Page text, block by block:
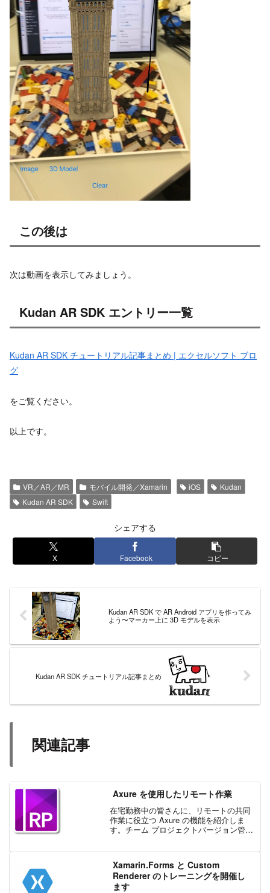
この後は
次は動画を表示してみましょう。
Kudan AR SDK エントリー一覧
Kudan AR SDK チュートリアル記事まとめ | エクセルソフト ブロ
グ
をご覧ください。
以上です。
VR／AR／MR モバイル開発／Xamarin iOS
Kudan
Kudan AR SDK
Swift
シェアする
X Facebook コピー
Kudan AR SDK で AR Android アプリを作ってみ
よう〜マーカー上に 3D モデルを表示
Kudan AR SDK チュートリアル記事まとめ
関連記事
Axure を使用したリモート作業
在宅勤務中の皆さんに、リモートの共同
作業に役立つ Axure の機能を紹介しま
す。チーム プロジェクトバージョン管理
Xamarin.Forms と Custom
Renderer のトレーニングを開催し
ます